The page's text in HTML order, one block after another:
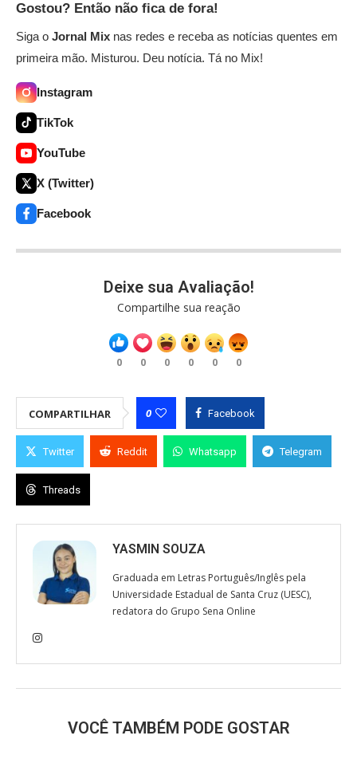
Gostou? Então não fica de fora!
Siga o Jornal Mix nas redes e receba as notícias quentes em
primeira mão. Misturou. Deu notícia. Tá no Mix!
Instagram
TikTok
YouTube
X (Twitter)
Facebook
Deixe sua Avaliação!
Compartilhe sua reação
0 0 0 0 0 0
COMPARTILHAR 0 Facebook
Twitter Reddit Whatsapp Telegram
Threads
YASMIN SOUZA
Graduada em Letras Português/Inglês pela
Universidade Estadual de Santa Cruz (UESC),
redatora do Grupo Sena Online
VOCÊ TAMBÉM PODE GOSTAR